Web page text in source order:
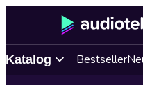
Katalog Bestseller